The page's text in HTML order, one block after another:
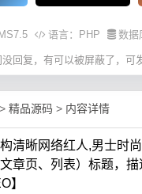
语言： PHP 数据
回复，有可以被屏蔽了，可发
> 精品源码 > 内容详情
清晰网络红人,男士时
章页、列表）标题，
】